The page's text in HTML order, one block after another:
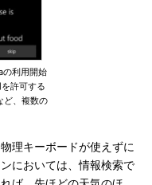
利用開始
許可する
ど、複数の
理キーボードが使えずに
においては、情報検索で